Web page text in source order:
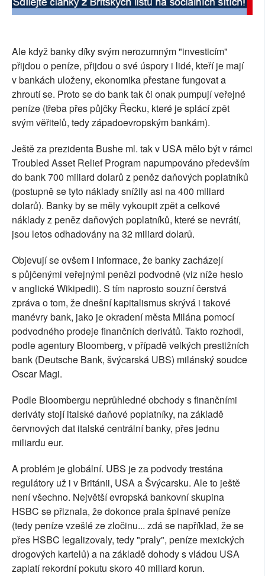
Ale když banky díky svým nerozumným "investicím"
přijdou o peníze, přijdou o své úspory i lidé, kteří je mají
v bankách uloženy, ekonomika přestane fungovat a
zhroutí se. Proto se do bank tak či onak pumpují veřejné
peníze (třeba přes půjčky Řecku, které je splácí zpět
svým věřitelů, tedy západoevropským bankám).
Ještě za prezidenta Bushe ml. tak v USA mělo být v rámci
Troubled Asset Relief Program napumpováno především
do bank 700 miliard dolarů z peněz daňových poplatníků
(postupně se tyto náklady snížily asi na 400 miliard
dolarů). Banky by se měly vykoupit zpět a celkové
náklady z peněz daňových poplatníků, které se nevrátí,
jsou letos odhadovány na 32 miliard dolarů.
Objevují se ovšem i informace, že banky zacházejí
s půjčenými veřejnými penězi podvodně (viz níže heslo
v anglické Wikipedii). S tím naprosto souzní čerstvá
zpráva o tom, že dnešní kapitalismus skrývá i takové
manévry bank, jako je okradení města Milána pomocí
podvodného prodeje finančních derivátů. Takto rozhodl,
podle agentury Bloomberg, v případě velkých prestižních
bank (Deutsche Bank, švýcarská UBS) milánský soudce
Oscar Magi.
Podle Bloombergu neprůhledné obchody s finančními
deriváty stojí italské daňové poplatníky, na základě
červnových dat italské centrální banky, přes jednu
miliardu eur.
A problém je globální. UBS je za podvody trestána
regulátory už i v Británii, USA a Švýcarsku. Ale to ještě
není všechno. Největší evropská bankovní skupina
HSBC se přiznala, že dokonce prala špinavé peníze
(tedy peníze vzešlé ze zločinu... zdá se například, že se
přes HSBC legalizovaly, tedy "praly", peníze mexických
drogových kartelů) a na základě dohody s vládou USA
zaplatí rekordní pokutu skoro 40 miliard korun.